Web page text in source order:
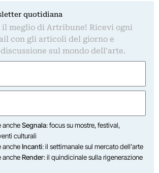
quotidiana
il meglio di Artribune! Ricevi ogni
con gli articoli del giorno e
sul mondo dell'arte.
ancheSegnala: focus su mostre, festival,
culturali
ancheIncanti: il settimanale sul mercato dell'arte
ancheRender: il quindicinale sulla rigenerazione